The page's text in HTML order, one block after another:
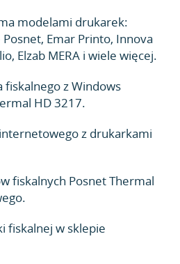
modelami drukarek:
Emar Printo, Innova
Elzab MERA i wiele więcej.
fiskalnego z Windows
HD 3217.
z drukarkami
fiskalnych Posnet Thermal
fiskalnej w sklepie